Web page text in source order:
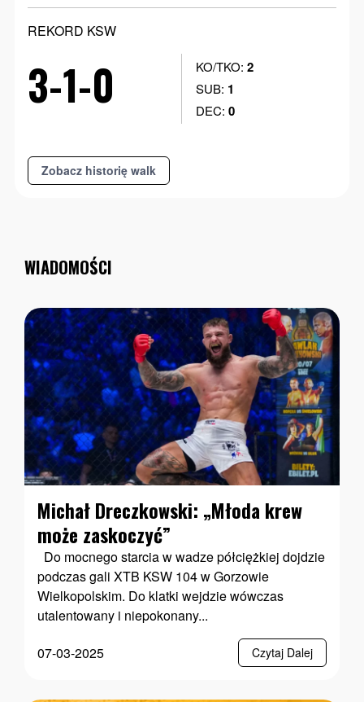
REKORD KSW
3-1-0 KO/TKO: 2
SUB: 1
DEC: 0
Zobacz historię walk
WIADOMOŚCI
Michał Dreczkowski: „Młoda krew
może zaskoczyć”
Do mocnego starcia w wadze półciężkiej dojdzie
podczas gali XTB KSW 104 w Gorzowie
Wielkopolskim. Do klatki wejdzie wówczas
utalentowany i niepokonany...
07-03-2025
Czytaj Dalej